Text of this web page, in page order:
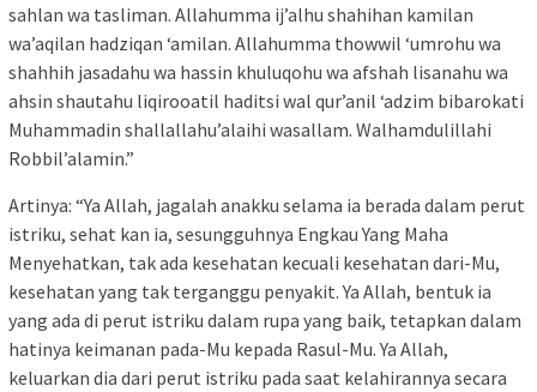
sahlan wa tasliman. Allahumma ij’alhu shahihan kamilan
wa’aqilan hadziqan ‘amilan. Allahumma thowwil ‘umrohu wa
shahhih jasadahu wa hassin khuluqohu wa afshah lisanahu wa
ahsin shautahu liqirooatil haditsi wal qur’anil ‘adzim bibarokati
Muhammadin shallallahu’alaihi wasallam. Walhamdulillahi
Robbil’alamin.”
Artinya: “Ya Allah, jagalah anakku selama ia berada dalam perut
istriku, sehat kan ia, sesungguhnya Engkau Yang Maha
Menyehatkan, tak ada kesehatan kecuali kesehatan dari-Mu,
kesehatan yang tak terganggu penyakit. Ya Allah, bentuk ia
yang ada di perut istriku dalam rupa yang baik, tetapkan dalam
hatinya keimanan pada-Mu kepada Rasul-Mu. Ya Allah,
keluarkan dia dari perut istriku pada saat kelahirannya secara